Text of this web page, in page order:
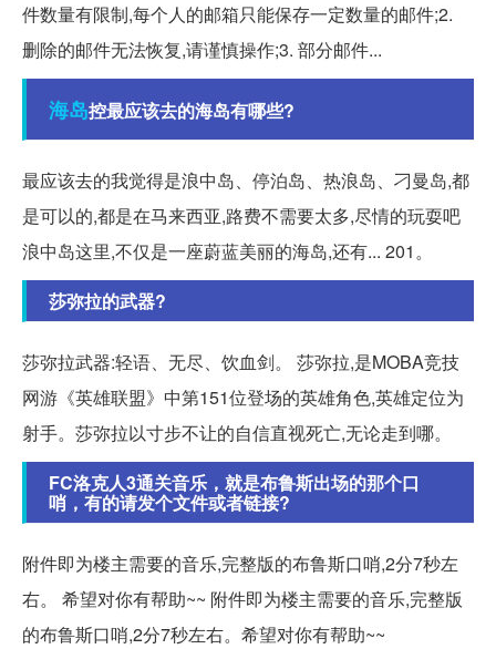
件数量有限制,每个人的邮箱只能保存一定数量的邮件;2.
删除的邮件无法恢复,请谨慎操作;3. 部分邮件...
海岛控最应该去的海岛有哪些?
最应该去的我觉得是浪中岛、停泊岛、热浪岛、刁曼岛,都
是可以的,都是在马来西亚,路费不需要太多,尽情的玩耍吧
浪中岛这里,不仅是一座蔚蓝美丽的海岛,还有... 201。
莎弥拉的武器?
莎弥拉武器:轻语、无尽、饮血剑。 莎弥拉,是MOBA竞技
网游《英雄联盟》中第151位登场的英雄角色,英雄定位为
射手。莎弥拉以寸步不让的自信直视死亡,无论走到哪。
FC洛克人3通关音乐，就是布鲁斯出场的那个口
哨，有的请发个文件或者链接?
附件即为楼主需要的音乐,完整版的布鲁斯口哨,2分7秒左
右。 希望对你有帮助~~ 附件即为楼主需要的音乐,完整版
的布鲁斯口哨,2分7秒左右。希望对你有帮助~~